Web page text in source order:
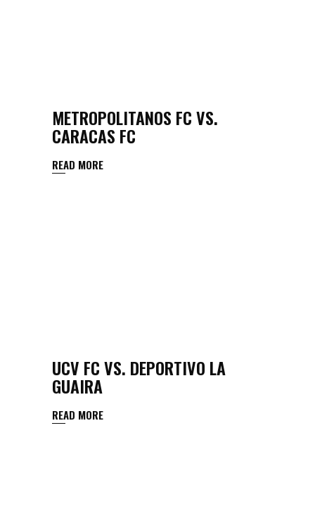
METROPOLITANOS FC VS.
CARACAS FC
READ MORE
UCV FC VS. DEPORTIVO LA
GUAIRA
READ MORE